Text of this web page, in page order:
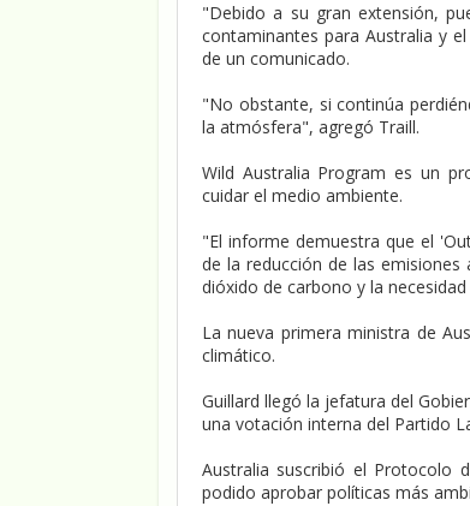
"Debido a su gran extensión,
contaminantes para Australia y
de un comunicado.
"No obstante, si continúa
la atmósfera", agregó Traill.
Wild Australia Program es un
cuidar el medio ambiente.
"El informe demuestra que el
de la reducción de las emisiones
dióxido de carbono y la
La nueva primera ministra de
climático.
Guillard llegó la jefatura del
una votación interna del Partido
Australia suscribió el Protocolo
podido aprobar políticas más